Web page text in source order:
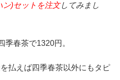
ン)セットを注文してみまし
季春茶で1320円。
払えば四季春茶以外にもタピ